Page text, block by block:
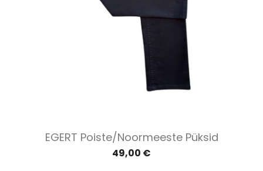
EGERT Poiste/noormeeste Püksid
49,00 €